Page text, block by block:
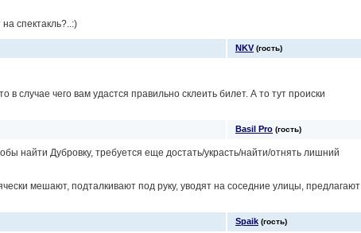
спектакль?..:)
NKV(гость)
в случае чего вам удастся правильно склеить билет. А то тут происки
Basil Pro (гость)
найти Дубровку, требуется еще достать/украсть/найти/отнять лишний
мешают, подталкивают под руку, уводят на соседние улицы, предлагают
Spaik (гость)